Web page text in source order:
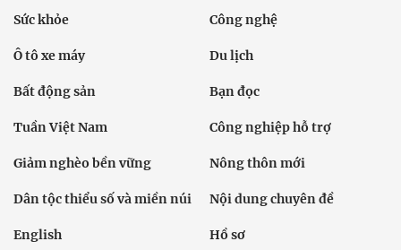
Sức khỏe Công nghệ
Ô tô xe máy Du lịch
Bất động sản Bạn đọc
Tuần Việt Nam Công nghiệp hỗ trợ
Giảm nghèo bền vững Nông thôn mới
Dân tộc thiểu số và miền núi Nội dung chuyên đề
English Hồ sơ